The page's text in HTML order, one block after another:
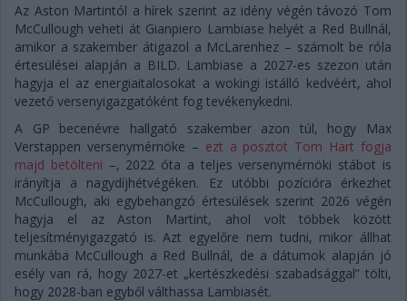
Az Aston Martintól a hírek szerint az idény végén távozó Tom
McCullough veheti át Gianpiero Lambiase helyét a Red Bullnál,
amikor a szakember átigazol a McLarenhez – számolt be róla
értesülései alapján a BILD. Lambiase a 2027-es szezon után
hagyja el az energiaitalosokat a wokingi istálló kedvéért, ahol
vezető versenyigazgatóként fog tevékenykedni.
A GP becenévre hallgató szakember azon túl, hogy Max
Verstappen versenymérnöke – ezt a posztot Tom Hart fogja
majd betölteni –, 2022 óta a teljes versenymérnöki stábot is
irányítja a nagydíjhétvégéken. Ez utóbbi pozícióra érkezhet
McCullough, aki egybehangzó értesülések szerint 2026 végén
hagyja el az Aston Martint, ahol volt többek között
teljesítményigazgató is. Azt egyelőre nem tudni, mikor állhat
munkába McCullough a Red Bullnál, de a dátumok alapján jó
esély van rá, hogy 2027-et „kertészkedési szabadsággal” tölti,
hogy 2028-ban egyből válthassa Lambiasét.